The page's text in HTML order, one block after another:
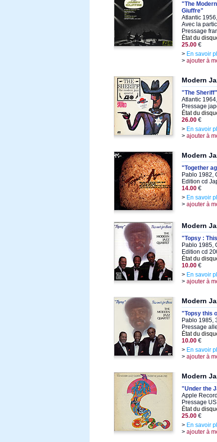
"The
Giuffre"
Atlantic
Avec la
Pressage
État du
25.00 €
> En savoir
> ajouter à
Modern
"The Sheriff"
Atlantic
Pressage
État du
26.00 €
> En savoir
> ajouter à
Modern
"Together
Pablo 1982,
Edition cd
14.00 €
> En savoir
> ajouter à
Modern
"Topsy :
Pablo 1985,
Edition cd
État du
10.00 €
> En savoir
> ajouter à
Modern
"Topsy this
Pablo 1985,
Pressage
État du
10.00 €
> En savoir
> ajouter à
Modern
"Under the
Apple
Pressage US
État du
25.00 €
> En savoir
> ajouter à